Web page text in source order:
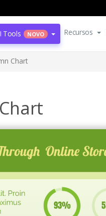
Tools NOVO Recursos
Chart